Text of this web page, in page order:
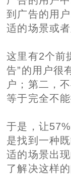
到广告的用
适的场景或
这里有2个前
告”的用户很
户；第二，
等于完全不
于是，让
是找到一种
适的场景出
了解决这样